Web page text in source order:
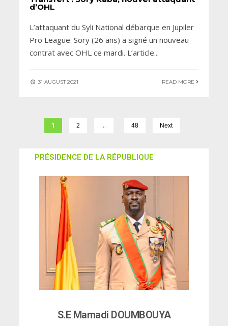
d’OHL
L’attaquant du Syli National débarque en Jupiler
Pro League. Sory (26 ans) a signé un nouveau
contrat avec OHL ce mardi. L’article...
31 AUGUST 2021 READ MORE
1 2 … 48 Next
PRÉSIDENCE DE LA RÉPUBLIQUE
S.E Mamadi DOUMBOUYA